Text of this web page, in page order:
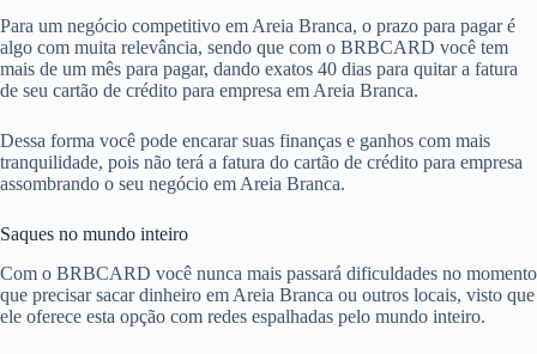
Para um negócio competitivo em Areia Branca, o prazo para pagar é
algo com muita relevância, sendo que com o BRBCARD você tem
mais de um mês para pagar, dando exatos 40 dias para quitar a fatura
de seu cartão de crédito para empresa em Areia Branca.
Dessa forma você pode encarar suas finanças e ganhos com mais
tranquilidade, pois não terá a fatura do cartão de crédito para empresa
assombrando o seu negócio em Areia Branca.
Saques no mundo inteiro
Com o BRBCARD você nunca mais passará dificuldades no momento
que precisar sacar dinheiro em Areia Branca ou outros locais, visto que
ele oferece esta opção com redes espalhadas pelo mundo inteiro.